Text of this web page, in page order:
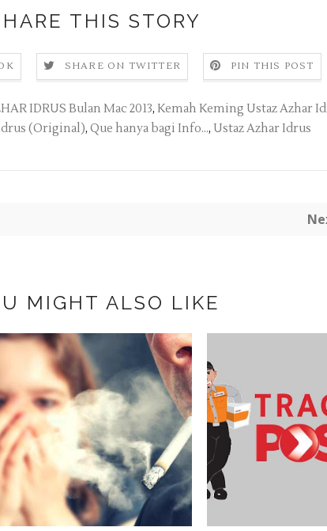
THIS STORY
SHARE ON TWITTER PIN THIS POST
IDRUS Bulan Mac 2013, Kemah Keming Ustaz Azhar
(Original), Que hanya bagi Info..., Ustaz Azhar Idrus
MIGHT ALSO LIKE